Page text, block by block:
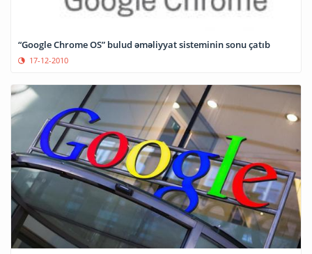
“Google Chrome OS” bulud əməliyyat sisteminin sonu çatıb
17-12-2010